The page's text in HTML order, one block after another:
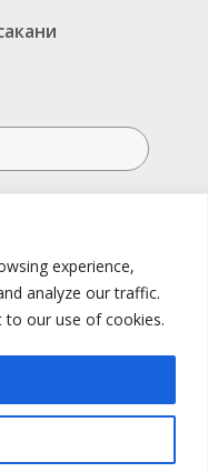
experience,
analyze our traffic.
to our use of cookies.